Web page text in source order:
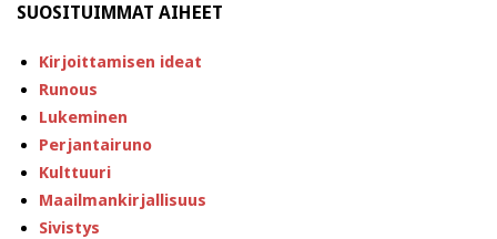
SUOSITUIMMAT AIHEET
Kirjoittamisen ideat
Runous
Lukeminen
Perjantairuno
Kulttuuri
Maailmankirjallisuus
Sivistys